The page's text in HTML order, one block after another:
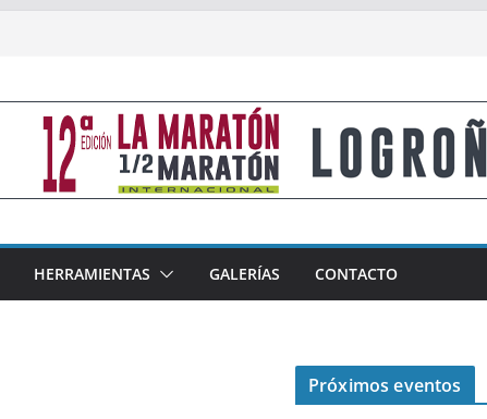
HERRAMIENTAS GALERÍAS CONTACTO
Próximos eventos